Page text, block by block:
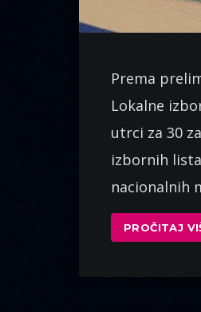
Prema
Lokalne
utrci za 30
izbornih
nacionalnih
PROČITAJ